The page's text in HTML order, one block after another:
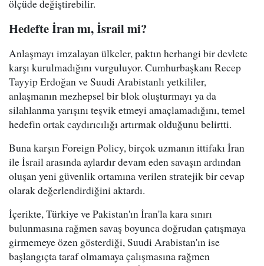
ölçüde değiştirebilir.
Hedefte İran mı, İsrail mi?
Anlaşmayı imzalayan ülkeler, paktın herhangi bir devlete
karşı kurulmadığını vurguluyor. Cumhurbaşkanı Recep
Tayyip Erdoğan ve Suudi Arabistanlı yetkililer,
anlaşmanın mezhepsel bir blok oluşturmayı ya da
silahlanma yarışını teşvik etmeyi amaçlamadığını, temel
hedefin ortak caydırıcılığı artırmak olduğunu belirtti.
Buna karşın Foreign Policy, birçok uzmanın ittifakı İran
ile İsrail arasında aylardır devam eden savaşın ardından
oluşan yeni güvenlik ortamına verilen stratejik bir cevap
olarak değerlendirdiğini aktardı.
İçerikte, Türkiye ve Pakistan'ın İran'la kara sınırı
bulunmasına rağmen savaş boyunca doğrudan çatışmaya
girmemeye özen gösterdiği, Suudi Arabistan'ın ise
başlangıçta taraf olmamaya çalışmasına rağmen